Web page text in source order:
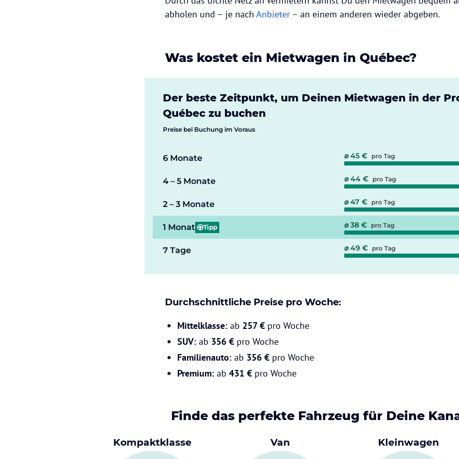
abholen und – je nach Anbieter – an einem anderen wieder abgeben.
Was kostet ein Mietwagen in Québec?
Der beste Zeitpunkt, um Deinen Mietwagen in der
Québec zu buchen
Preise bei Buchung im Voraus
6 Monate ⌀ 45 € pro Tag
4 – 5 Monate ⌀ 44 € pro Tag
2 – 3 Monate ⌀ 47 € pro Tag
1 Monat Tipp ⌀ 38 € pro Tag
7 Tage ⌀ 49 € pro Tag
Durchschnittliche Preise pro Woche:
Mittelklasse: ab 257 € pro Woche
SUV: ab 356 € pro Woche
Familienauto: ab 356 € pro Woche
Premium: ab 431 € pro Woche
Finde das perfekte Fahrzeug für Deine
Kompaktklasse Van Kleinwagen